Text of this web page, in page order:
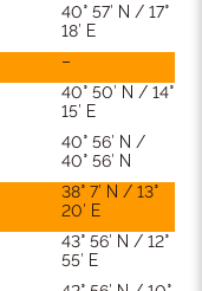
40° 57′ N / 17°
18′ E
–
40° 50′ N / 14°
15′ E
40° 56′ N /
40° 56′ N
38° 7′ N / 13°
20′ E
43° 56′ N / 12°
55′ E